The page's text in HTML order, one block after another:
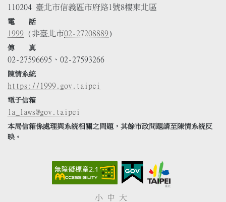
110204 臺北市信義區市府路1號8樓東北區
電 話
1999 (非臺北市02-27208889)
傳 真
02-27596695、02-27593266
陳情系統
https://1999.gov.taipei
電子信箱
la_laws@gov.taipei
本局信箱係處理與系統相關之問題，其餘市政問題請至陳情系統反
映。
小 中 大